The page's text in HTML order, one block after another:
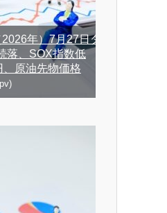
年）7月27日ダ
落、SOX指数低
原油先物価格